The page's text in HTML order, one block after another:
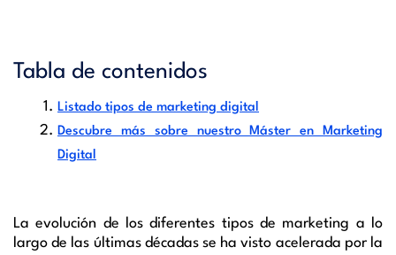
Tabla de contenidos
Listado tipos de marketing digital
Descubre más sobre nuestro Máster en Marketing
Digital
La evolución de los diferentes tipos de marketing a lo
largo de las últimas décadas se ha visto acelerada por la